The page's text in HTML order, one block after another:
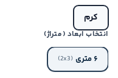
کرم
انتخاب ابعاد (متراژ)
۶ متری (2x3)